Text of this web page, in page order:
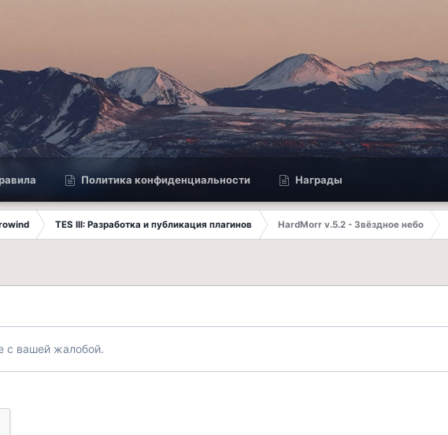
Политика конфиденциальности Награды
TES III: Разработка и публикация плагинов
HardMorr v.5.2 - Звёздное небо
с вашей жалобой.